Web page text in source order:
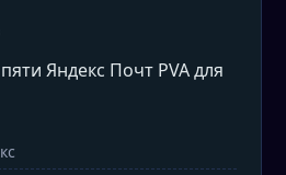
Яндекс Почт PVA для